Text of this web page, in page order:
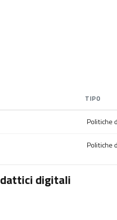
TIPO
Politiche
Politiche
digitali